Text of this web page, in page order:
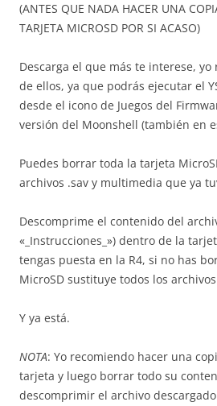
(ANTES QUE NADA HACER UNA
TARJETA MICROSD POR SI ACASO)
Descarga el que más te interese,
de ellos, ya que podrás ejecutar el
desde el icono de Juegos del
versión del Moonshell (también en
Puedes borrar toda la tarjeta
archivos .sav y multimedia que ya
Descomprime el contenido del
«_Instrucciones_») dentro de la
tengas puesta en la R4, si no has
MicroSD sustituye todos los
Y ya está.
NOTA: Yo recomiendo hacer una
tarjeta y luego borrar todo su
descomprimir el archivo